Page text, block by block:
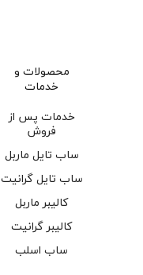
محصولات و
خدمات
خدمات پس از
فروش
ساب تایل ماربل
ساب تایل گرانیت
کالیبر ماربل
کالیبر گرانیت
ساب اسلب